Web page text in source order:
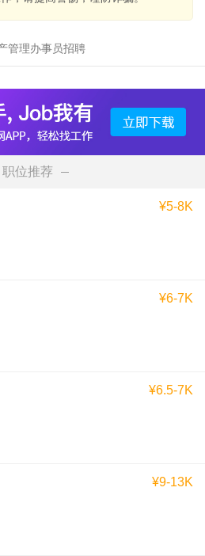
管理办事员招聘
职位推荐
¥5-8K
¥6-7K
¥6.5-7K
¥9-13K